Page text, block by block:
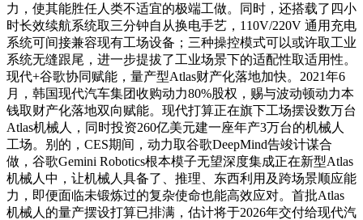
力，使其能胜任人类不适宜的极端工做。同时，还搭载了四小
时长效续航系统取三分钟自从换电手艺，110V/220V 通用充电
系统可间接兼容现有工场设备；三种操控模式可以或许取工业
系统无缝跟尾，进一步提拔了工业场景下的适配性取适用性。
现代+谷歌协同赋能，量产型Atlas财产化落地加快。2021年6
月，韩国现代汽车集团收购动力80%股权，赐与波动顿动力本
钱取财产化落地双向赋能。现代打算正在旗下工场摆设数万台
Atlas机械人，同时投资260亿美元建一座年产3万台的机械人
工场。别的，CES期间，动力取谷歌DeepMind告竣计谋合
做，谷歌Gemini Robotics根本模子无望深度集成正在新型Atlas
机械人中，让机械人具备了、推理、东西利用及跨场景顺应能
力，即便面临未锻炼过的复杂使命也能高效应对。首批Atlas
机械人的量产摆设打算已排满，估计将于2026年交付给现代汽